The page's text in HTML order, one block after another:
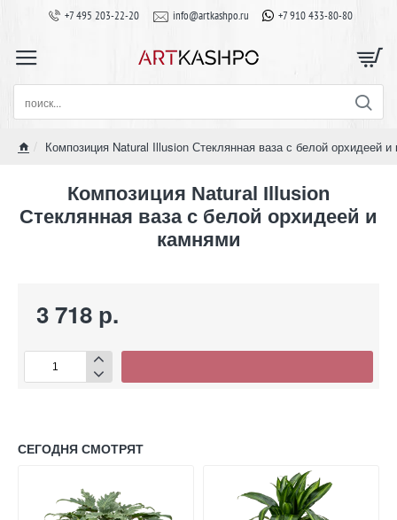
+7 495 203-22-20 info@artkashpo.ru +7 910 433-80-80
поиск...
Композиция Natural Illusion Стеклянная ваза с белой орхидеей
Композиция Natural Illusion
Стеклянная ваза с белой орхидеей и
камнями
3 718 р.
СЕГОДНЯ СМОТРЯТ